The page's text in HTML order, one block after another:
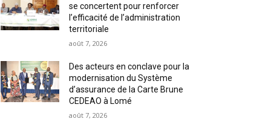
se concertent pour renforcer
l’efficacité de l’administration
territoriale
août 7, 2026
Des acteurs en conclave pour la
modernisation du Système
d’assurance de la Carte Brune
CEDEAO à Lomé
août 7, 2026